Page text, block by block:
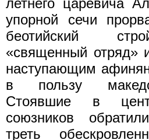
летнего царевича
упорной сечи
беотийский
«священный отряд»
на­ступающим
в пользу
Стоявшие в
союзников
треть